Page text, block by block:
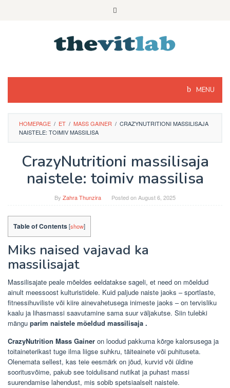
MENU
HOMEPAGE / ET / MASS GAINER / CRAZYNUTRITIONI MASSILISAJA
NAISTELE: TOIMIV MASSILISA
CrazyNutritioni massilisaja
naistele: toimiv massilisa
By Zahra Thunzira Posted onAugust 6, 2025
Table of Contents[show]
Miks naised vajavad ka
massilisajat
Massilisajate peale mõeldes eeldatakse sageli, et need on mõeldud
ainult meessoost kulturistidele. Kuid paljude naiste jaoks – sportlaste,
fitnessihuviliste või kiire ainevahetusega inimeste jaoks – on tervisliku
kaalu ja lihasmassi saavutamine sama suur väljakutse. Siin tulebki
mängu parim naistele mõeldud massilisaja .
CrazyNutrition Mass Gainer on loodud pakkuma kõrge kalorsusega ja
toitaineterikast tuge ilma liigse suhkru, täiteainete või puhituseta.
Olenemata sellest, kas teie eesmärk on jõud, kurvid või üldine
sooritusvõime, pakub see toidulisand nutikat ja puhast massi
suurendamise lahendust, mis sobib spetsiaalselt naistele.